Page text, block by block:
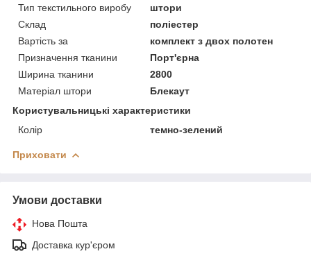
Тип текстильного виробу
штори
Склад
поліестер
Вартість за
комплект з двох полотен
Призначення тканини
Порт'єрна
Ширина тканини
2800
Матеріал штори
Блекаут
Користувальницькі характеристики
Колір
темно-зелений
Приховати
Умови доставки
Нова Пошта
Доставка кур'єром